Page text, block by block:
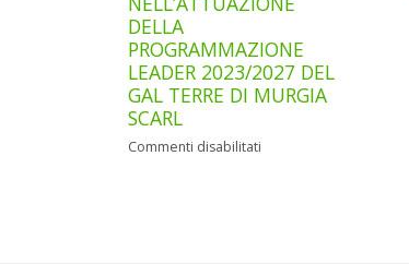
ORGANIZZATIVO)
1
AMMINISTRATIVO
E
FINANZIARIO
DELLA
PROGRAMMAZIONE
LEADER 2023/2027 DEL
GAL TERRE DI MURGIA
SCARL
Commenti disabilitati